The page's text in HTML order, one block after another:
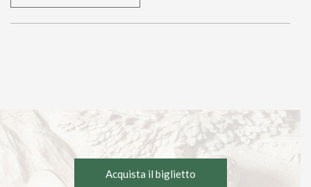
Acquista il biglietto